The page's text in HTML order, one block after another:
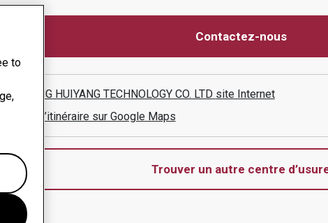
Contactez-nous
XINXIANG HUIYANG TECHNOLOGY CO. LTD site Internet
Afficher l’itinéraire sur Google Maps
Trouver un autre centre
to